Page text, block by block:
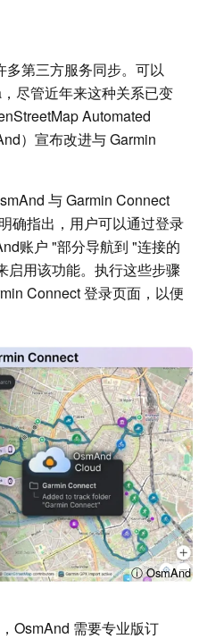
第三方服务同步。可以
尽管近年来这种关系已变
Automated
）宣布改进与 Garmin
与 Garmin Connect
确指出，用户可以通过登录
账户 "部分导航到 "连接的
启用该功能。执行这些步骤
Connect 登录页面，以便
ⓘ OsmAnd
OsmAnd 需要专业版订